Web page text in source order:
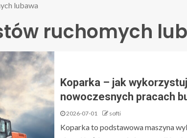
lubawa
ruchomych
Koparka – jak
nowoczesnych pracach
2026-07-01 softi
Koparka to podstawowa maszyna